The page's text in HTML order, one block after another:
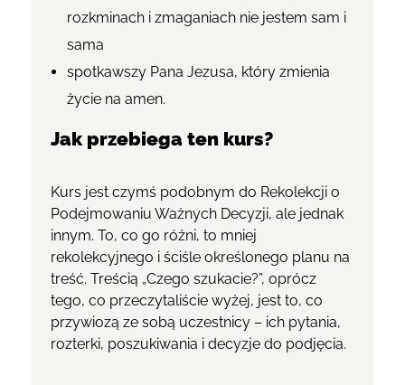
rozkminach i zmaganiach nie jestem sam i
sama
spotkawszy Pana Jezusa, który zmienia
życie na amen.
Jak przebiega ten kurs?
Kurs jest czymś podobnym do Rekolekcji o
Podejmowaniu Ważnych Decyzji, ale jednak
innym.To, co go różni, to mniej
rekolekcyjnego i ściśle określonego planu na
treść. Treścią „Czego szukacie?”, oprócz
tego, co przeczytaliście wyżej, jest to, co
przywiozą ze sobą uczestnicy – ich pytania,
rozterki, poszukiwania i decyzje do podjęcia.